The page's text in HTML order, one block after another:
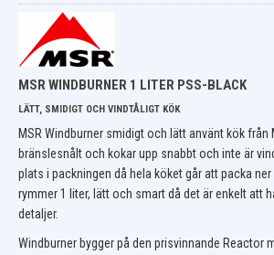
MSR WINDBURNER 1 LITER PSS-BLACK
LÄTT, SMIDIGT OCH VINDTÅLIGT KÖK
MSR Windburner smidigt och lätt använt kök från
bränslesnålt och kokar upp snabbt och inte är
plats i packningen då hela köket går att packa
rymmer 1 liter, lätt och smart då det är enkelt att
detaljer.
Windburner bygger på den prisvinnande Reactor